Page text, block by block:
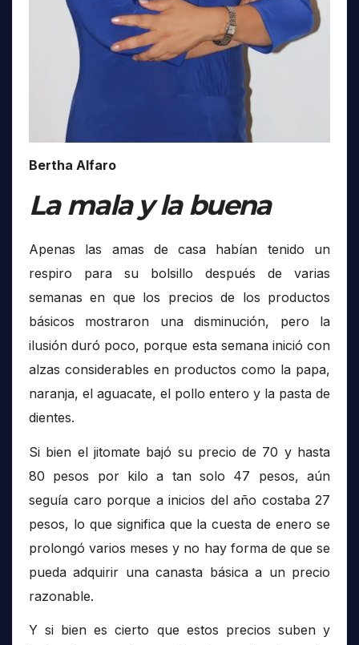
Bertha Alfaro
La mala y la buena
Apenas las amas de casa habían tenido un
respiro para su bolsillo después de varias
semanas en que los precios de los productos
básicos mostraron una disminución, pero la
ilusión duró poco, porque esta semana inició con
alzas considerables en productos como la papa,
naranja, el aguacate, el pollo entero y la pasta de
dientes.
Si bien el jitomate bajó su precio de 70 y hasta
80 pesos por kilo a tan solo 47 pesos, aún
seguía caro porque a inicios del año costaba 27
pesos, lo que significa que la cuesta de enero se
prolongó varios meses y no hay forma de que se
pueda adquirir una canasta básica a un precio
razonable.
Y si bien es cierto que estos precios suben y